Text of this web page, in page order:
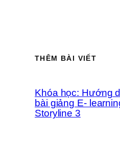
THÊM BÀI VIẾT
Khóa học: Hướng
bài giảng E-
Storyline 3